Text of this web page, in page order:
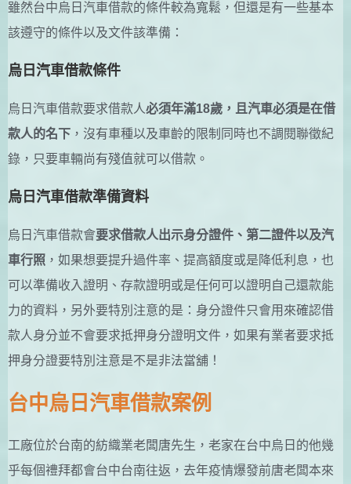
雖然台中烏日汽車借款的條件較為寬鬆，但還是有一些基本
該遵守的條件以及文件該準備：
烏日汽車借款條件
烏日汽車借款要求借款人必須年滿18歲，且汽車必須是在借
款人的名下 ，沒有車種以及車齡的限制同時也不調閱聯徵紀
錄，只要車輛尚有殘值就可以借款。
烏日汽車借款準備資料
烏日汽車借款會要求借款人出示身分證件、第二證件以及汽
車行照 ，如果想要提升過件率、提高額度或是降低利息，也
可以準備收入證明、存款證明或是任何可以證明自己還款能
力的資料，另外要特別注意的是：身分證件只會用來確認借
款人身分並不會要求抵押身分證明文件，如果有業者要求抵
押身分證要特別注意是不是非法當舖！
台中烏日汽車借款案例
工廠位於台南的紡織業老闆唐先生，老家在台中烏日的他幾
乎每個禮拜都會台中台南往返，去年疫情爆發前唐老闆本來